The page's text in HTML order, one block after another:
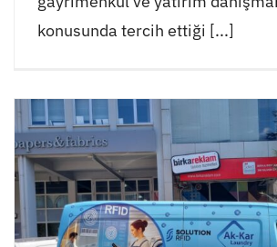
konusunda tercih ettiği [...]